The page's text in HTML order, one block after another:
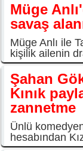
Müge
savaş
Müge Anlı ile
kişilik ailenin
Şahan
Kınık
zannetme
Ünlü
hesabından